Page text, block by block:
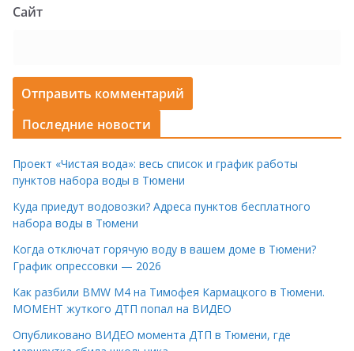
Сайт
Последние новости
Проект «Чистая вода»: весь список и график работы
пунктов набора воды в Тюмени
Куда приедут водовозки? Адреса пунктов бесплатного
набора воды в Тюмени
Когда отключат горячую воду в вашем доме в Тюмени?
График опрессовки — 2026
Как разбили BMW M4 на Тимофея Кармацкого в Тюмени.
МОМЕНТ жуткого ДТП попал на ВИДЕО
Опубликовано ВИДЕО момента ДТП в Тюмени, где